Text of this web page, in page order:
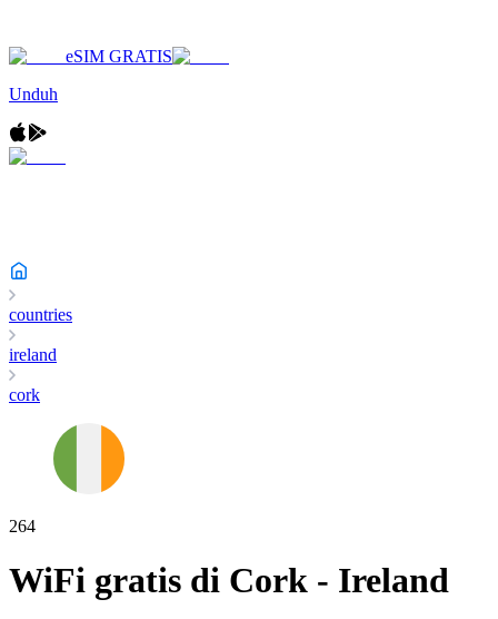
eSIM GRATIS
Unduh
countries
ireland
cork
264
WiFi gratis di Cork - Ireland